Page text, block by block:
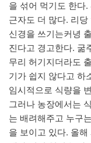
을 섞어 먹기도 한다
근자도 더 많다. 리
신경을 쓰기는커녕
진다고 경고한다. 굶
무리 허기지더라도
기가 쉽지 않다고 하
임시적으로 식량을
그러나 농장에서는
는 배려해주고 누구
을 보이고 있다. 올